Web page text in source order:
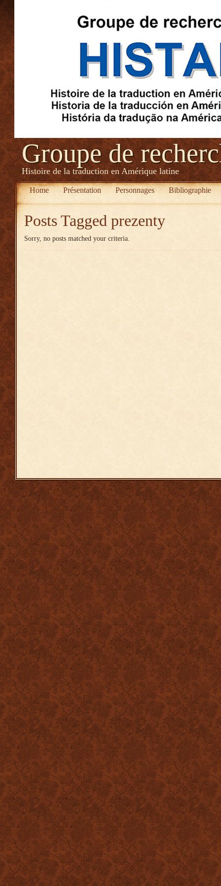
Groupe de
Histoire de la traduction en Amérique latine
Home Présentation Personnages Bibliographie
Posts Tagged prezenty
Sorry, no posts matched your criteria.